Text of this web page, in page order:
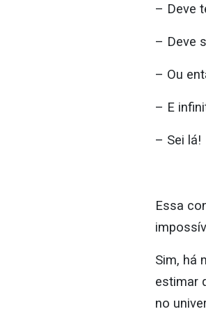
– Deve
– Deve
– Ou
– E
– Sei lá!
Essa
Sim, há
estimar
no